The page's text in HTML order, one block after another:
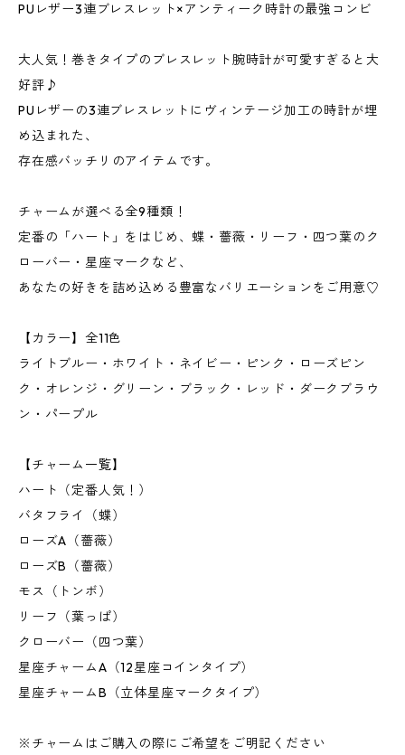
PUレザー3連ブレスレット×アンティーク時計の最強コンビ
大人気！巻きタイプのブレスレット腕時計が可愛すぎると大
好評♪
PUレザーの3連ブレスレットにヴィンテージ加工の時計が埋
め込まれた、
存在感バッチリのアイテムです。
チャームが選べる全9種類！
定番の「ハート」をはじめ、蝶・薔薇・リーフ・四つ葉のク
ローバー・星座マークなど、
あなたの好きを詰め込める豊富なバリエーションをご用意♡
【カラー】全11色
ライトブルー・ホワイト・ネイビー・ピンク・ローズピン
ク・オレンジ・グリーン・ブラック・レッド・ダークブラウ
ン・パープル
【チャーム一覧】
ハート（定番人気！）
バタフライ（蝶）
ローズA（薔薇）
ローズB（薔薇）
モス（トンボ）
リーフ（葉っぱ）
クローバー（四つ葉）
星座チャームA（12星座コインタイプ）
星座チャームB（立体星座マークタイプ）
※チャームはご購入の際にご希望をご明記ください